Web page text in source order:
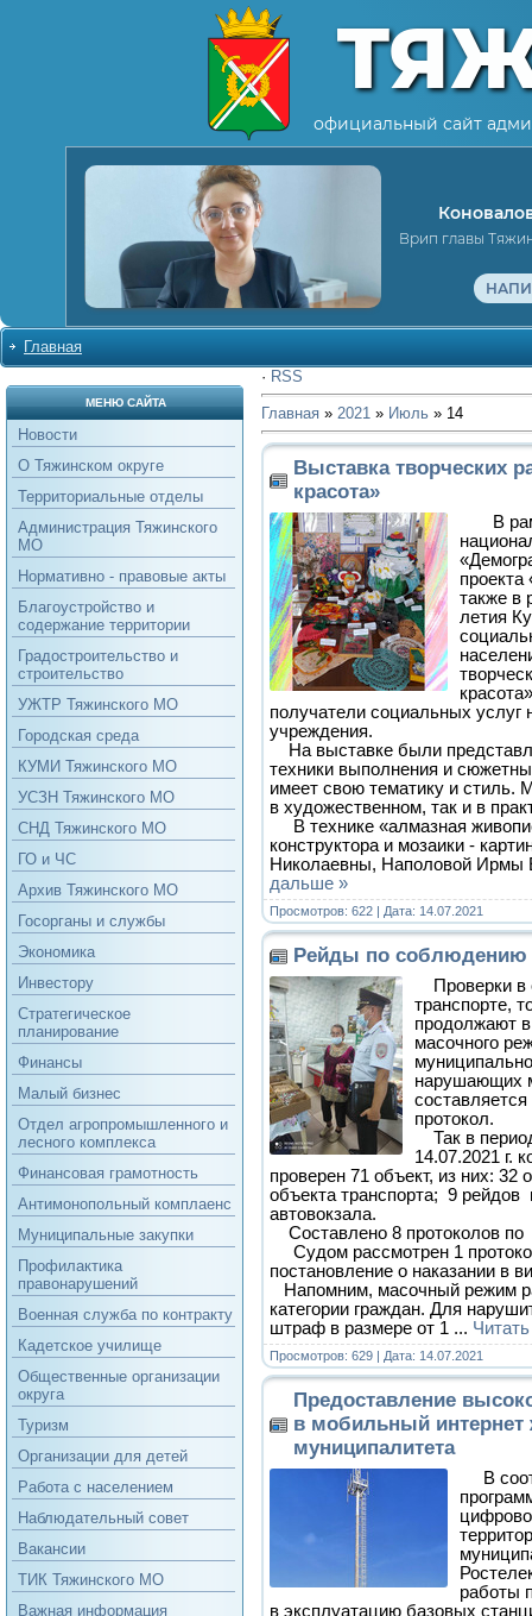
официальный сайт
Врип главы
Главная
МЕНЮ САЙТА
Новости
О Тяжинском округе
Территориальные отделы
Администрация Тяжинского
МО
Нормативно - правовые акты
Благоустройство и
содержание территории
Градостроительство и
строительство
УЖТР Тяжинского МО
Городская среда
КУМИ Тяжинского МО
УСЗН Тяжинского МО
СНД Тяжинского МО
ГО и ЧС
Архив Тяжинского МО
Госорганы и службы
Экономика
Инвестору
Стратегическое
планирование
Финансы
Малый бизнес
Отдел агропромышленного и
лесного комплекса
Финансовая грамотность
Антимонопольный комплаенс
Муниципальные закупки
Профилактика
правонарушений
Военная служба по контракту
Кадетское училище
Общественные организации
округа
Туризм
Организации для детей
Работа с населением
Наблюдательный совет
Вакансии
ТИК Тяжинского МО
Важная информация
· RSS
Главная » 2021 » Июль » 14
Выставка творческих
красота»
В
также в
летия
получатели социальных услуг
учреждения.
На выставке были
техники выполнения и
имеет свою тематику и стиль.
в художественном, так и в
В технике «алмазная
конструктора и мозаики -
Николаевны, Наполовой Ирмы
дальше »
Просмотров: 622 | Дата: 14.07.2021
Рейды по соблюдению
Проверки
транспорте,
продолжают
масочного
нарушающих
протокол.
Так в
14.07.2021 г.
проверен 71 объект, из них: 32
объекта транспорта; 9 рейдов
автовокзала.
Составлено 8 протоколов
Судом рассмотрен 1
постановление о наказании в
Напомним, масочный режим
категории граждан. Для
штраф в размере от 1 ...
Просмотров: 629 | Дата: 14.07.2021
Предоставление
в мобильный интернет
муниципалитета
В
работы
в эксплуатацию базовых